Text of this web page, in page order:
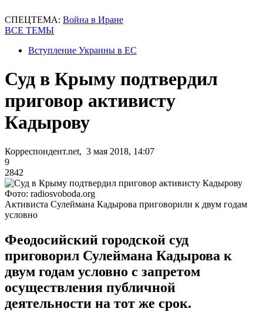
СПЕЦТЕМА: Война в Иране
ВСЕ ТЕМЫ
Вступление Украины в ЕС
Суд в Крыму подтвердил
приговор активисту
Кадырову
Корреспондент.net, 3 мая 2018, 14:07
9
2842
Фото: radiosvoboda.org
Активиста Сулеймана Кадырова приговорили к двум годам
условно
Феодосийский городской суд
приговорил Сулеймана Кадырова к
двум годам условно с запретом
осуществления публичной
деятельности на тот же срок.